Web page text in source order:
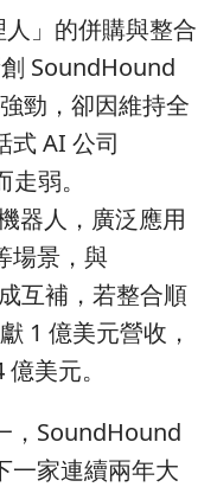
」的併購與整合
SoundHound
勁，卻因維持全
式 AI 公司
走弱。
器人，廣泛應用
場景，與
互補，若整合順
1 億美元營收，
美元。
，SoundHound
一家連續兩年大